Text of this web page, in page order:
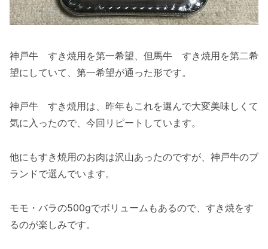
神戸牛 すき焼用を第一希望、但馬牛 すき焼用を第二希
望にしていて、第一希望が通った形です。
神戸牛 すき焼用は、昨年もこれを選んで大変美味しくて
気に入ったので、今回リピートしています。
他にもすき焼用のお肉は沢山あったのですが、神戸牛のブ
ランドで選んでいます。
モモ・バラの500gでボリュームもあるので、すき焼をす
るのが楽しみです。